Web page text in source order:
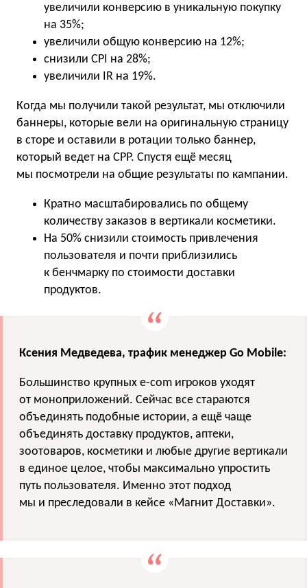
увеличили конверсию в уникальную покупку
на 35%;
увеличили общую конверсию на 12%;
снизили CPI на 28%;
увеличили IR на 19%.
Когда мы получили такой результат, мы отключили
баннеры, которые вели на оригинальную страницу
в сторе и оставили в ротации только баннер,
который ведет на CPP. Спустя ещё месяц
мы посмотрели на общие результаты по кампании.
Кратно масштабировались по общему
количеству заказов в вертикали косметики.
На 50% снизили стоимость привлечения
пользователя и почти приблизились
к бенчмарку по стоимости доставки
продуктов.
Ксения Медведева, трафик менеджер Go Mobile:
Большинство крупных e-com игроков уходят
от моноприложений. Сейчас все стараются
объединять подобные истории, а ещё чаще
объединять доставку продуктов, аптеки,
зоотоваров, косметики и любые другие вертикали
в единое целое, чтобы максимально упростить
путь пользователя. Именно этот подход
мы и преследовали в кейсе «Магнит Доставки».